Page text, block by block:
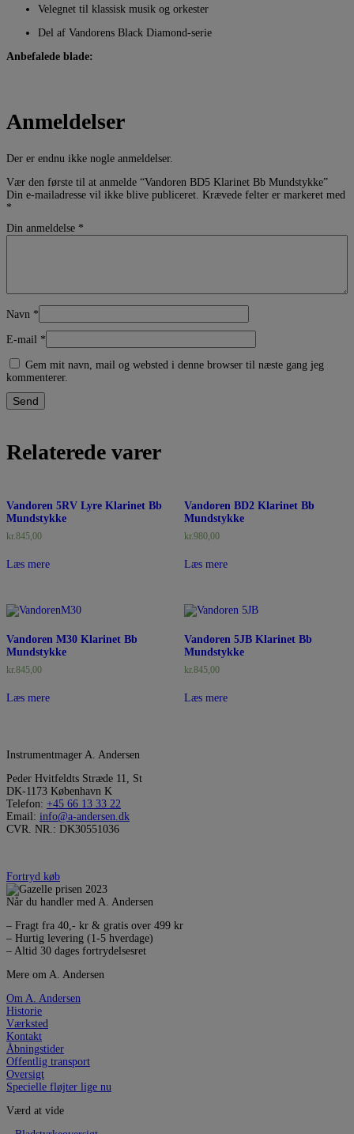
Velegnet til klassisk musik og orkester
Del af Vandorens Black Diamond-serie
Anbefalede blade:
Anmeldelser
Der er endnu ikke nogle anmeldelser.
Vær den første til at anmelde “Vandoren BD5 Klarinet Bb Mundstykke”
Din e-mailadresse vil ikke blive publiceret. Krævede felter er markeret med
*
Din anmeldelse *
Navn *
E-mail *
Gem mit navn, mail og websted i denne browser til næste gang jeg
kommenterer.
Relaterede varer
Vandoren 5RV Lyre Klarinet Bb
Mundstykke
kr.845,00
Læs mere
Vandoren BD2 Klarinet Bb
Mundstykke
kr.980,00
Læs mere
Vandoren M30 Klarinet Bb
Mundstykke
kr.845,00
Læs mere
Vandoren 5JB Klarinet Bb
Mundstykke
kr.845,00
Læs mere
Instrumentmager A. Andersen
Peder Hvitfeldts Stræde 11, St
DK-1173 København K
Telefon: +45 66 13 33 22
Email: info@a-andersen.dk
CVR. NR.: DK30551036
Fortryd køb
Når du handler med A. Andersen
– Fragt fra 40,- kr & gratis over 499 kr
– Hurtig levering (1-5 hverdage)
– Altid 30 dages fortrydelsesret
Mere om A. Andersen
Om A. Andersen
Historie
Værksted
Kontakt
Åbningstider
Offentlig transport
Oversigt
Specielle fløjter lige nu
Værd at vide